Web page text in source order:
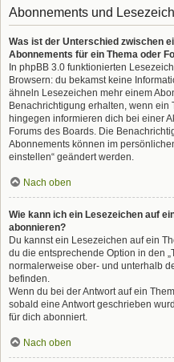
Abonnements und
Was ist der Unterschied zwischen
Abonnements für ein Thema oder
In phpBB 3.0 funktionierten
Browsern: du bekamst keine
ähneln Lesezeichen mehr einem
Benachrichtigung erhalten, wenn ein
hingegen informieren dich bei einer
Forums des Boards. Die
Abonnements können im
einstellen“ geändert werden.
Nach oben
Wie kann ich ein Lesezeichen auf
abonnieren?
Du kannst ein Lesezeichen auf ein
du die entsprechende Option in den
normalerweise ober- und unterhalb
befinden.
Wenn du bei der Antwort auf ein
sobald eine Antwort geschrieben
für dich abonniert.
Nach oben